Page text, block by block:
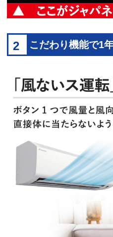
2 こだわり機能で1